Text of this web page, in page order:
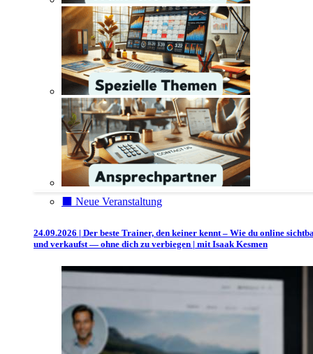
⬛️ Neue Veranstaltung
24.09.2026 | Der beste Trainer, den keiner kennt – Wie du online
und verkaufst — ohne dich zu verbiegen | mit Isaak Kesmen